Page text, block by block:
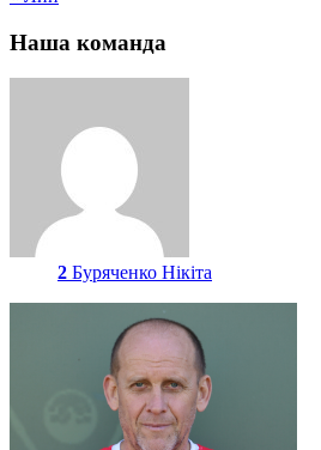
Наша команда
2 Буряченко Нікіта